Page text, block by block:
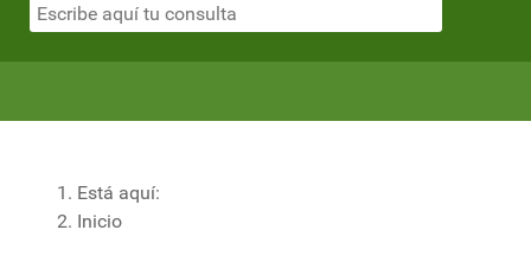
Está aquí:
Inicio